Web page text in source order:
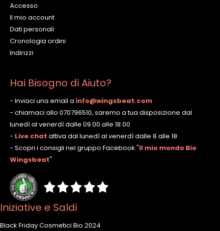
Accesso
Il mio account
Dati personali
Cronologia ordini
Indirizzi
Hai Bisogno di Aiuto?
- Inviaci una email a info@wingsbeat.com
- chiamaci allo 070796510, saremo a tua disposizione dal
lunedì al venerdì dalle 09.00 alle 18.00
- Live chat attiva dal lunedì al venerdì dalle 8 alle 18
- Scopri i consigli nel gruppo Facebook "Il mio mondo Bio
Wingsbeat"
Iniziative e Saldi
Black Friday Cosmetici Bio 2024